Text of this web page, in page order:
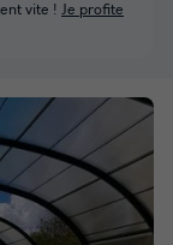
vite ! Je profite